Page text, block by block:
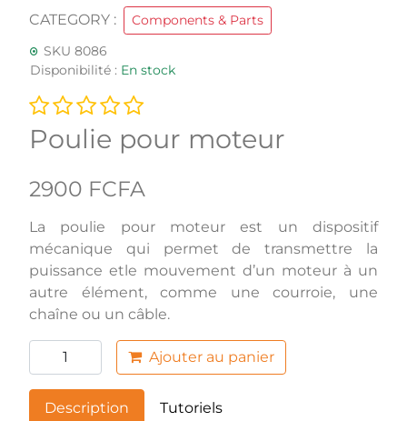
CATEGORY :
Components & Parts
SKU 8086
Disponibilité : En stock
Poulie pour moteur
2900 FCFA
La poulie pour moteur est un dispositif
mécanique qui permet de transmettre la
puissance etle mouvement d’un moteur à un
autre élément, comme une courroie, une
chaîne ou un câble.
Ajouter au panier
Description Tutoriels